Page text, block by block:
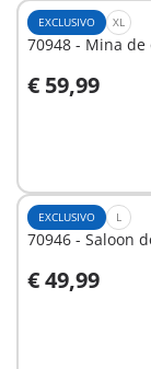
EXCLUSIVO XL
70948 - Mina de
€ 59,99
Ao carrinho
EXCLUSIVO L
70946 - Saloon
€ 49,99
Ao carrinho